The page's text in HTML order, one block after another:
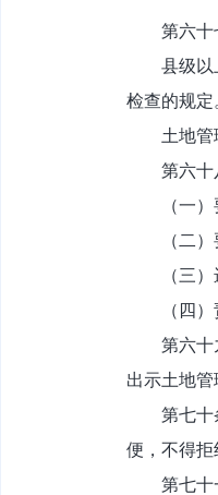
第六十七
县级以上
检查的规定
土地管理
第六十八
（一）要
（二）要
（三）进
（四）责
第六十九
出示土地管
第七十条
便，不得
第七十一